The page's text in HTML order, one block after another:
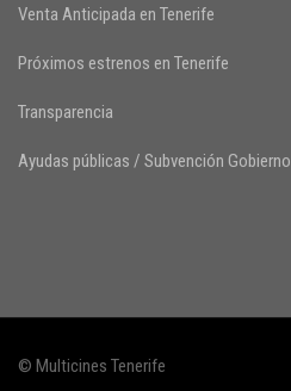
Venta Anticipada en Tenerife
Próximos estrenos en Tenerife
Transparencia
Ayudas públicas / Subvención Gobierno
© Multicines Tenerife